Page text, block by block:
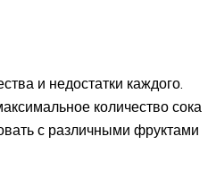
и недостатки каждого.
количество сока
с различными фруктами